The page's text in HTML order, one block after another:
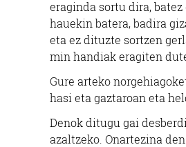
eraginda sortu dira,
hauekin batera, badira
eta ez dituzte sortzen
min handiak eragiten
Gure arteko
hasi eta gaztaroan eta
Denok ditugu gai
azaltzeko. Onartezina